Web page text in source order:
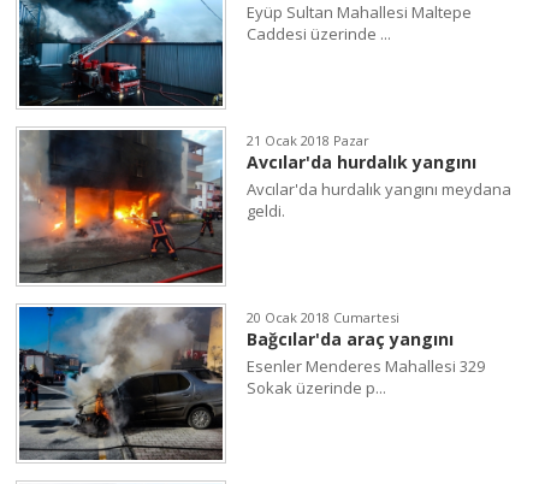
Eyüp Sultan Mahallesi Maltepe
Caddesi üzerinde ...
21 Ocak 2018 Pazar
Avcılar'da hurdalık yangını
Avcılar'da hurdalık yangını meydana
geldi.
20 Ocak 2018 Cumartesi
Bağcılar'da araç yangını
Esenler Menderes Mahallesi 329
Sokak üzerinde p...